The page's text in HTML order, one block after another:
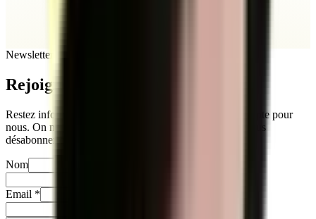
Newsletter
Rejoignez
Restez informés sur notre actualité. Votre vie privée compte pour
nous. On ne partage jamais vos infos, et vous pouvez vous
désabonner quand vous le souhaitez.
Nom
Email *